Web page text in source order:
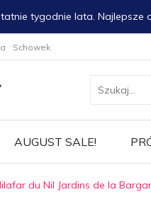
tygodnie lata. Najlepsze
Schowek
AUGUST SALE!
du Nil Jardins de la